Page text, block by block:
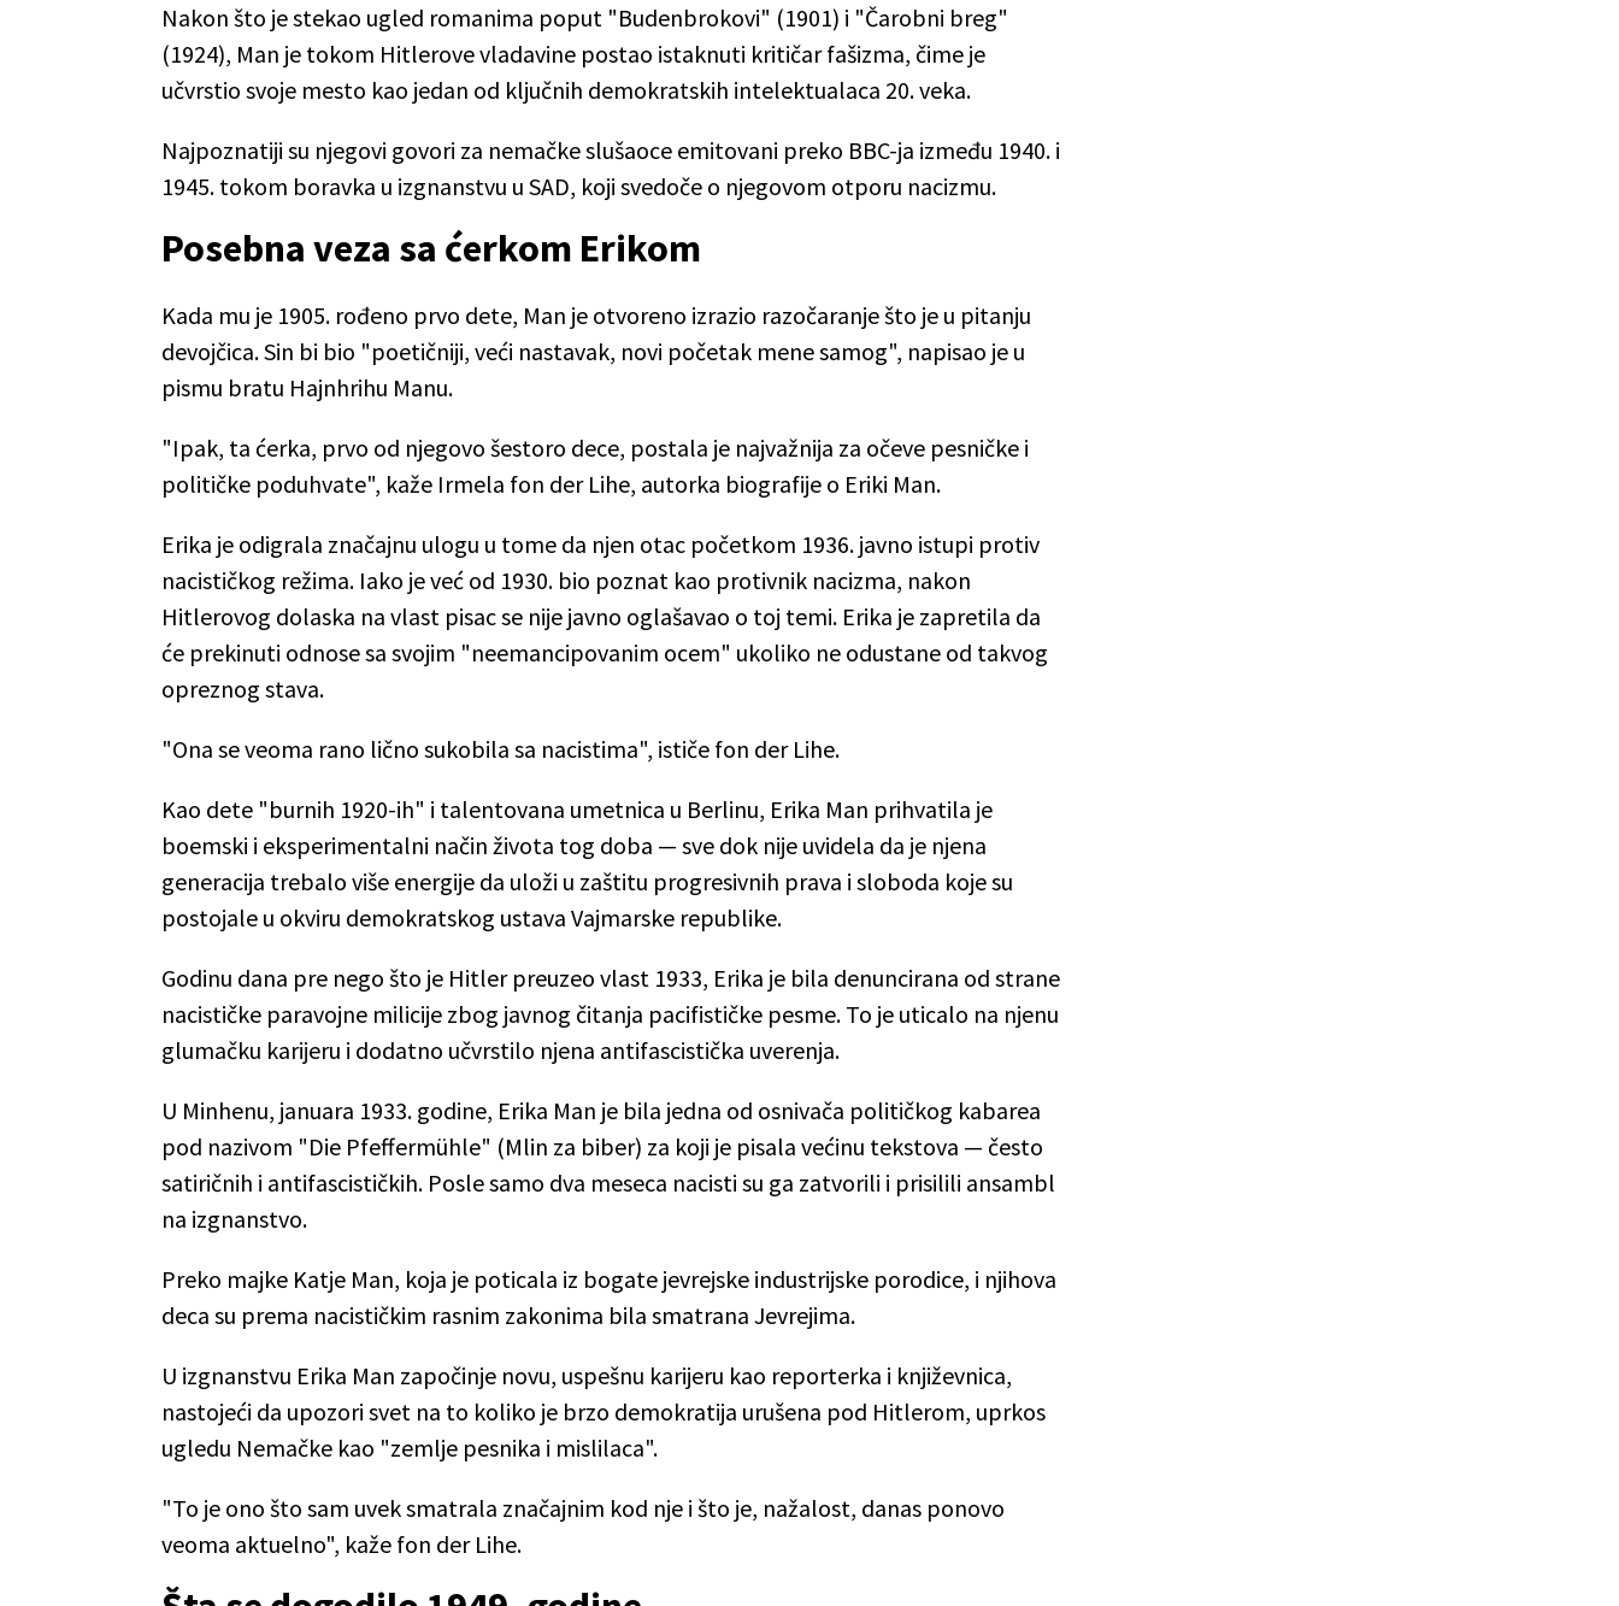
Nakon što je stekao ugled romanima poput "Budenbrokovi" (1901) i "Čarobni breg"
(1924), Man je tokom Hitlerove vladavine postao istaknuti kritičar fašizma, čime je
učvrstio svoje mesto kao jedan od ključnih demokratskih intelektualaca 20. veka.
Najpoznatiji su njegovi govori za nemačke slušaoce emitovani preko BBC-ja između 1940. i
1945. tokom boravka u izgnanstvu u SAD, koji svedoče o njegovom otporu nacizmu.
Posebna veza sa ćerkom Erikom
Kada mu je 1905. rođeno prvo dete, Man je otvoreno izrazio razočaranje što je u pitanju
devojčica. Sin bi bio "poetičniji, veći nastavak, novi početak mene samog", napisao je u
pismu bratu Hajnhrihu Manu.
"Ipak, ta ćerka, prvo od njegovo šestoro dece, postala je najvažnija za očeve pesničke i
političke poduhvate", kaže Irmela fon der Lihe, autorka biografije o Eriki Man.
Erika je odigrala značajnu ulogu u tome da njen otac početkom 1936. javno istupi protiv
nacističkog režima. Iako je već od 1930. bio poznat kao protivnik nacizma, nakon
Hitlerovog dolaska na vlast pisac se nije javno oglašavao o toj temi. Erika je zapretila da
će prekinuti odnose sa svojim "neemancipovanim ocem" ukoliko ne odustane od takvog
opreznog stava.
"Ona se veoma rano lično sukobila sa nacistima", ističe fon der Lihe.
Kao dete "burnih 1920-ih" i talentovana umetnica u Berlinu, Erika Man prihvatila je
boemski i eksperimentalni način života tog doba — sve dok nije uvidela da je njena
generacija trebalo više energije da uloži u zaštitu progresivnih prava i sloboda koje su
postojale u okviru demokratskog ustava Vajmarske republike.
Godinu dana pre nego što je Hitler preuzeo vlast 1933, Erika je bila denuncirana od strane
nacističke paravojne milicije zbog javnog čitanja pacifističke pesme. To je uticalo na njenu
glumačku karijeru i dodatno učvrstilo njena antifascistička uverenja.
U Minhenu, januara 1933. godine, Erika Man je bila jedna od osnivača političkog kabarea
pod nazivom "Die Pfeffermühle" (Mlin za biber) za koji je pisala većinu tekstova — često
satiričnih i antifascističkih. Posle samo dva meseca nacisti su ga zatvorili i prisilili ansambl
na izgnanstvo.
Preko majke Katje Man, koja je poticala iz bogate jevrejske industrijske porodice, i njihova
deca su prema nacističkim rasnim zakonima bila smatrana Jevrejima.
U izgnanstvu Erika Man započinje novu, uspešnu karijeru kao reporterka i književnica,
nastojeći da upozori svet na to koliko je brzo demokratija urušena pod Hitlerom, uprkos
ugledu Nemačke kao "zemlje pesnika i mislilaca".
"To je ono što sam uvek smatrala značajnim kod nje i što je, nažalost, danas ponovo
veoma aktuelno", kaže fon der Lihe.